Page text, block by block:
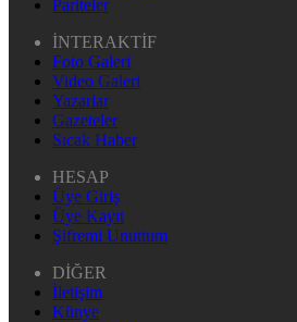
Pariteler
İNTERAKTİF
Foto Galeri
Video Galeri
Yazarlar
Gazeteler
Sıcak Haber
HESAP
Üye Giriş
Üye Kayıt
Şifremi Unuttum
DİĞER
İletişim
Künye